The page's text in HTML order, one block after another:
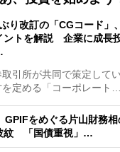
り改訂の「CGコード」
ントを解説 企業に成長
引所が共同で策定して
定める「コーポレート…
GPIFをめぐる片山財務
紋 「国債重視」…